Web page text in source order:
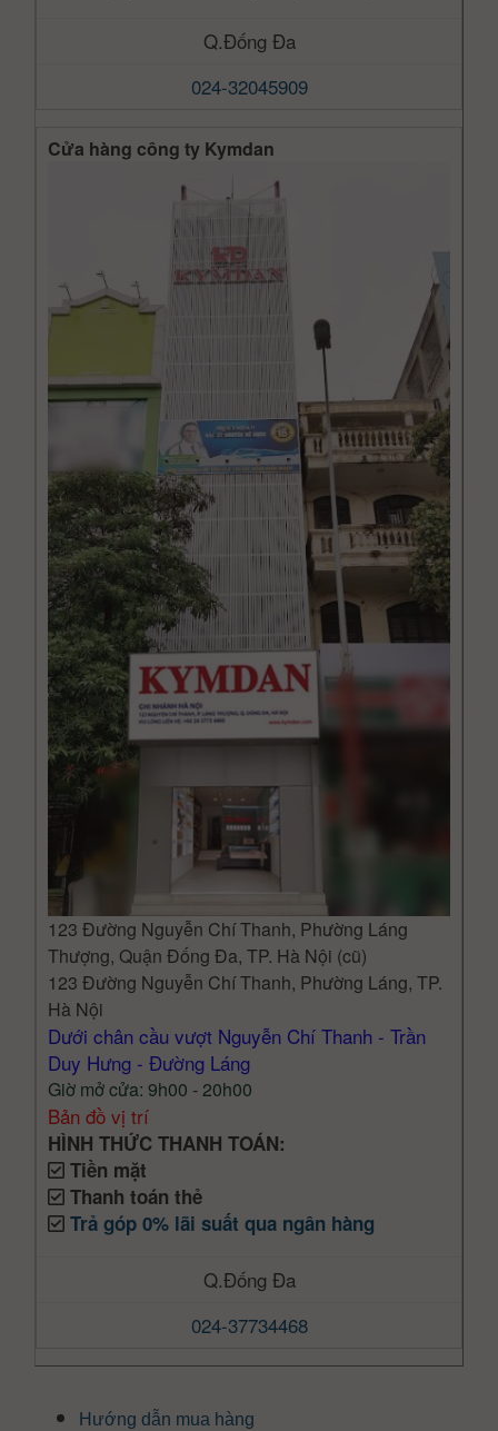
Q.Đống Đa
024-32045909
Cửa hàng công ty Kymdan
123 Đường Nguyễn Chí Thanh, Phường Láng
Thượng, Quận Đống Đa, TP. Hà Nội (cũ)
123 Đường Nguyễn Chí Thanh, Phường Láng, TP.
Hà Nội
Dưới chân cầu vượt Nguyễn Chí Thanh - Trần
Duy Hưng - Đường Láng
Giờ mở cửa: 9h00 - 20h00
Bản đồ vị trí
HÌNH THỨC THANH TOÁN:
Tiền mặt
Thanh toán thẻ
Trả góp 0% lãi suất qua ngân hàng
Q.Đống Đa
024-37734468
Hướng dẫn mua hàng